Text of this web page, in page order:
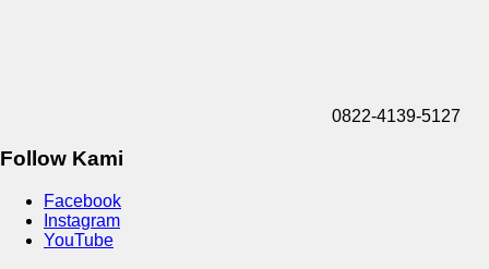
0822-4139-5127
Follow Kami
Facebook
Instagram
YouTube